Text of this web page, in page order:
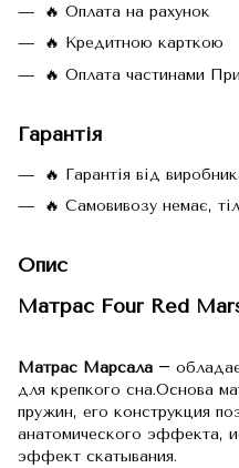
🔥 Оплата на рахунок
🔥 Кредитною карткою
🔥 Оплата частинами
Гарантія
🔥 Гарантія від
🔥 Самовивозу немає,
Опис
Матрас Four Red
Матрас Марсала ―
для крепкого сна.Основа
пружин, его конструкция
анатомического эффекта,
эффект скатывания.